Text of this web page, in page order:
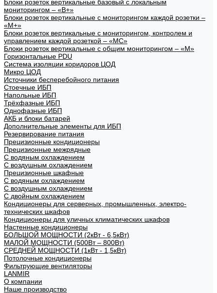
Блоки розеток вертикальные базовый с локальным
мониторингом – «В+»
Блоки розеток вертикальные с мониторингом каждой розетки –
«М+»
Блоки розеток вертикальные с мониторингом, контролем и
управлением каждой розеткой – «МС»
Блоки розеток вертикальные с общим мониторингом – «М»
Горизонтальные PDU
Система изоляции коридоров ЦОД
Микро ЦОД
Источники бесперебойного питания
Стоечные ИБП
Напольные ИБП
Трёхфазные ИБП
Однофазные ИБП
АКБ и блоки батарей
Дополнительные элементы для ИБП
Резервирование питания
Прецизионные кондиционеры
Прецизионные межрядные
С водяным охлаждением
С воздушным охлаждением
Прецизионные шкафные
С водяным охлаждением
С воздушным охлаждением
С двойным охлаждением
Кондиционеры для серверных, промышленных, электро-
технических шкафов
Кондиционеры для уличных климатических шкафов
Настенные кондиционеры
БОЛЬШОЙ МОЩНОСТИ (2кВт - 6,5кВт)
МАЛОЙ МОЩНОСТИ (500Вт – 800Вт)
СРЕДНЕЙ МОЩНОСТИ (1кВт - 1,5кВт)
Потолочные кондиционеры
Фильтрующие вентиляторы
LANMIR
О компании
Наше производство